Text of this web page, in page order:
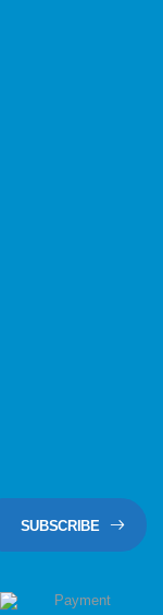
SUBSCRIBE